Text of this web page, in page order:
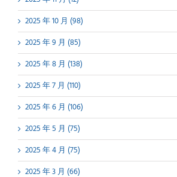
2025 年 10 月 (98)
2025 年 9 月 (85)
2025 年 8 月 (138)
2025 年 7 月 (110)
2025 年 6 月 (106)
2025 年 5 月 (75)
2025 年 4 月 (75)
2025 年 3 月 (66)